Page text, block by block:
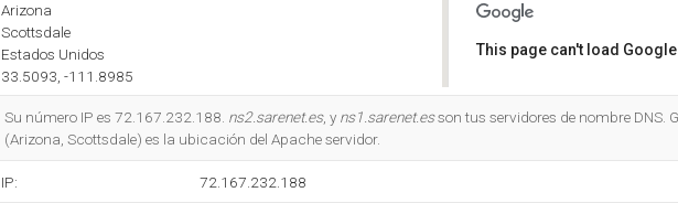
Arizona
Scottsdale
Estados Unidos
33.5093, -111.8985
This page can't load
Su número IP es 72.167.232.188. ns2.sarenet.es, y ns1.sarenet.esson tus servidores de nombre DNS.
(Arizona, Scottsdale) es la ubicación del Apache servidor.
IP: 72.167.232.188